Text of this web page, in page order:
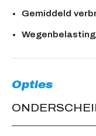
Gemiddeld
Opties